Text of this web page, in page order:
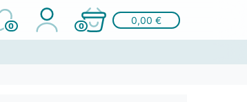
0 0
0,00 €